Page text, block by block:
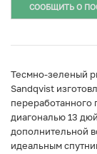
СООБЩИТЬ О
Тесмно-зеленый
Sandqvist
переработанного
диагональю 13
дополнительной
идеальным